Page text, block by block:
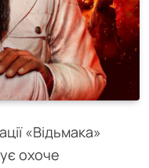
«Відьмака»
охоче